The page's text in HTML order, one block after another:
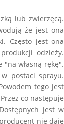
lub zwierzęcą.
że jest ona
Często jest ona
odzieży.
własną rękę".
postaci sprayu.
tego jest
co następuje
jest w
nie daje